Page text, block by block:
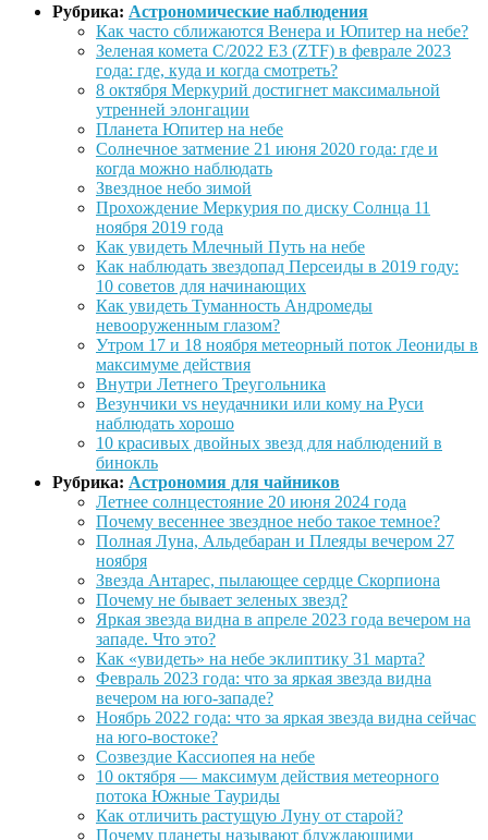
Рубрика: Астрономические наблюдения
Как часто сближаются Венера и Юпитер на небе?
Зеленая комета C/2022 E3 (ZTF) в феврале 2023
года: где, куда и когда смотреть?
8 октября Меркурий достигнет максимальной
утренней элонгации
Планета Юпитер на небе
Солнечное затмение 21 июня 2020 года: где и
когда можно наблюдать
Звездное небо зимой
Прохождение Меркурия по диску Солнца 11
ноября 2019 года
Как увидеть Млечный Путь на небе
Как наблюдать звездопад Персеиды в 2019 году:
10 советов для начинающих
Как увидеть Туманность Андромеды
невооруженным глазом?
Утром 17 и 18 ноября метеорный поток Леониды в
максимуме действия
Внутри Летнего Треугольника
Везунчики vs неудачники или кому на Руси
наблюдать хорошо
10 красивых двойных звезд для наблюдений в
бинокль
Рубрика: Астрономия для чайников
Летнее солнцестояние 20 июня 2024 года
Почему весеннее звездное небо такое темное?
Полная Луна, Альдебаран и Плеяды вечером 27
ноября
Звезда Антарес, пылающее сердце Скорпиона
Почему не бывает зеленых звезд?
Яркая звезда видна в апреле 2023 года вечером на
западе. Что это?
Как «увидеть» на небе эклиптику 31 марта?
Февраль 2023 года: что за яркая звезда видна
вечером на юго-западе?
Ноябрь 2022 года: что за яркая звезда видна сейчас
на юго-востоке?
Созвездие Кассиопея на небе
10 октября — максимум действия метеорного
потока Южные Тауриды
Как отличить растущую Луну от старой?
Почему планеты называют блуждающими